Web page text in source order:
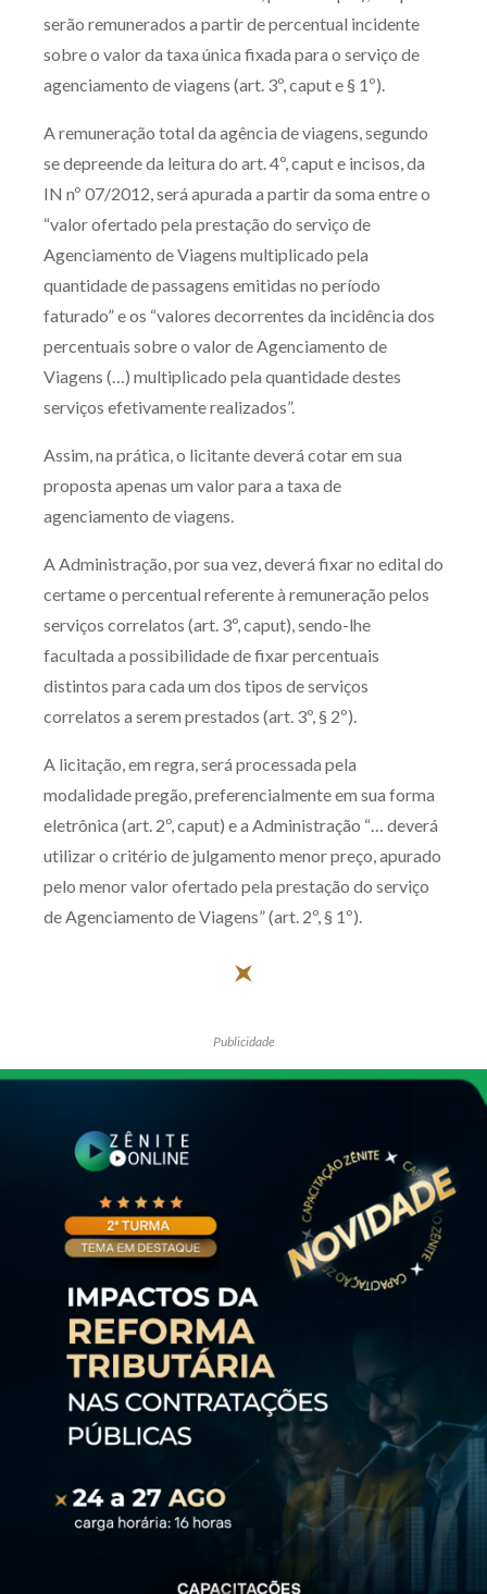
serão remunerados a partir de percentual incidente
sobre o valor da taxa única fixada para o serviço de
agenciamento de viagens (art. 3º, caput e § 1º).
A remuneração total da agência de viagens, segundo
se depreende da leitura do art. 4º, caput e incisos, da
IN nº 07/2012, será apurada a partir da soma entre o
“valor ofertado pela prestação do serviço de
Agenciamento de Viagens multiplicado pela
quantidade de passagens emitidas no período
faturado” e os “valores decorrentes da incidência dos
percentuais sobre o valor de Agenciamento de
Viagens (…) multiplicado pela quantidade destes
serviços efetivamente realizados”.
Assim, na prática, o licitante deverá cotar em sua
proposta apenas um valor para a taxa de
agenciamento de viagens.
A Administração, por sua vez, deverá fixar no edital do
certame o percentual referente à remuneração pelos
serviços correlatos (art. 3º, caput), sendo-lhe
facultada a possibilidade de fixar percentuais
distintos para cada um dos tipos de serviços
correlatos a serem prestados (art. 3º, § 2º).
A licitação, em regra, será processada pela
modalidade pregão, preferencialmente em sua forma
eletrônica (art. 2º, caput) e a Administração “… deverá
utilizar o critério de julgamento menor preço, apurado
pelo menor valor ofertado pela prestação do serviço
de Agenciamento de Viagens” (art. 2º, § 1º).
Publicidade